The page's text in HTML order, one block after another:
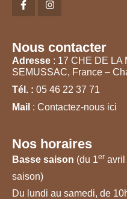
Nous contacter
Adresse : 17 CHE DE LA
SEMUSSAC, France –
Tél. : 05 46 22 37 71
Mail : Contactez-nous ici
Nos horaires
Basse saison (du 1er avril
saison)
Du lundi au samedi, de